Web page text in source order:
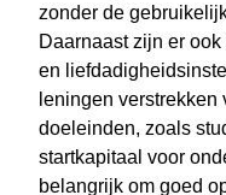
zonder de
Daarnaast zijn er
en
leningen verstrekken
doeleinden, zoals
startkapitaal voor
belangrijk om goed